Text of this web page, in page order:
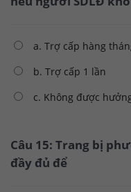
a. Trợ cấp hàng
b. Trợ cấp 1 lần
c. Không được
Câu 15: Trang bị
đầy đủ để